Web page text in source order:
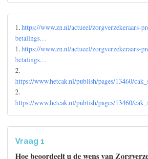
1.https://www.zn.nl/actueel/zorgverzekeraars-
betalings…
1.https://www.zn.nl/actueel/zorgverzekeraars-
betalings…
2.
https://www.hetcak.nl/publish/pages/13460/
2.
https://www.hetcak.nl/publish/pages/13460/
Vraag 1
Hoe beoordeelt u de wens van